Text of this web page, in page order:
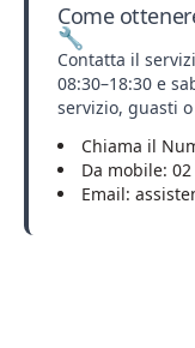
Come
🔧
Contatta il
08:30–18:30 e
servizio, guasti
Chiama il
Da mobile:
Email: